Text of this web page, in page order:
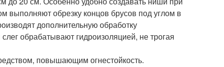
выполняют обрезку концов брусов под углом в
дополнительную обработку
обрабатывают гидроизоляцией, не трогая
повышающим огнестойкость.